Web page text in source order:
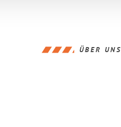
ÜBER UNS